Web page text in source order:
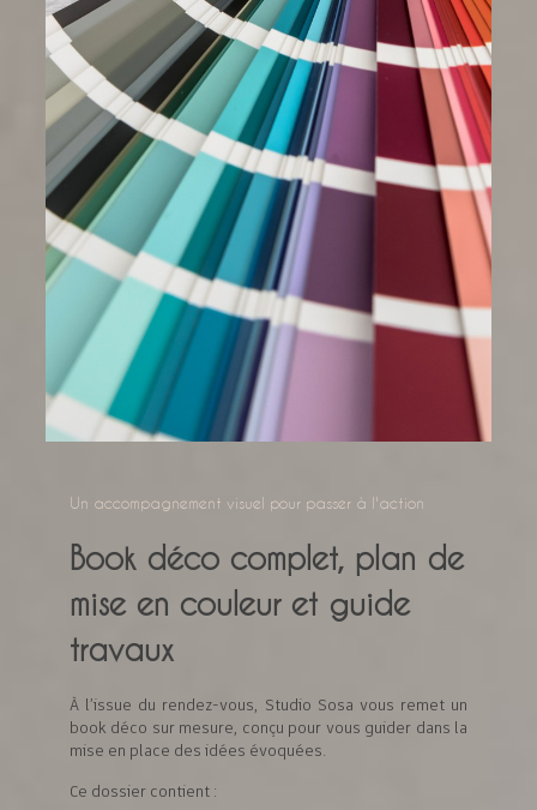
Un accompagnement visuel pour passer à l'action
Book déco complet, plan de
mise en couleur et guide
travaux
À l’issue du rendez-vous, Studio Sosa vous remet un
book déco sur mesure, conçu pour vous guider dans la
mise en place des idées évoquées.
Ce dossier contient :